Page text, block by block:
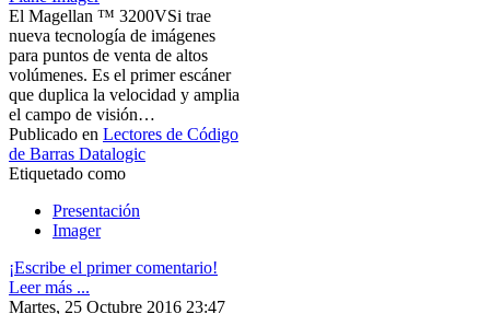
El Magellan ™ 3200VSi trae
nueva tecnología de imágenes
para puntos de venta de altos
volúmenes. Es el primer escáner
que duplica la velocidad y amplia
el campo de visión…
Publicado en Lectores de Código
de Barras Datalogic
Etiquetado como
Presentación
Imager
¡Escribe el primer comentario!
Leer más ...
Martes, 25 Octubre 2016 23:47